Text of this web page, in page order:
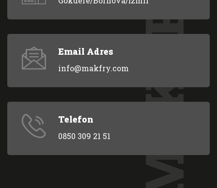
MAKFRY
Email Adres
info@makfry.com
Telefon
0850 309 21 51